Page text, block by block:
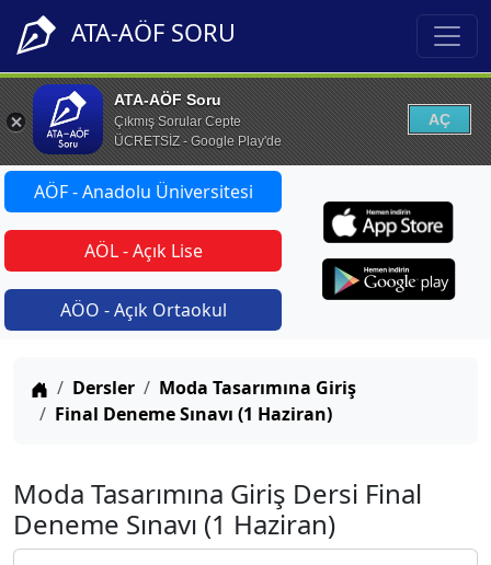
ATA-AÖF SORU
ATA-AÖF Soru
Çıkmış Sorular Cepte
ÜCRETSİZ - Google Play'de
AÇ
AÖF - Anadolu Üniversitesi
AÖL - Açık Lise
AÖO - Açık Ortaokul
Anasayfa
Dersler
Moda Tasarımına Giriş
Final Deneme Sınavı (1 Haziran)
Moda Tasarımına Giriş Dersi Final
Deneme Sınavı (1 Haziran)